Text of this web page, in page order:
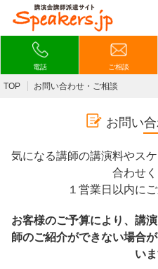
電話 ご相談
TOP お問い合わせ・ご相談
お問い
気になる講師の講演料やス
合わせく
１営業日以内に
お客様のご予算により、講
師のご紹介ができない場合
いま